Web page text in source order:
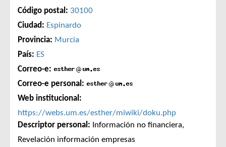
Código postal: 30100
Ciudad: Espinardo
Provincia: Murcia
País: ES
Correo-e:
Correo-e personal:
Web institucional:
https://webs.um.es/esther/miwiki/doku.php
Descriptor personal: Información no financiera,
Revelación información empresas